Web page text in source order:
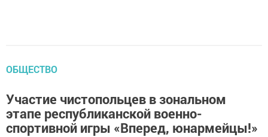
ОБЩЕСТВО
Участие чистопольцев в зональном
этапе республиканской военно-
спортивной игры «Вперед, юнармейцы!»